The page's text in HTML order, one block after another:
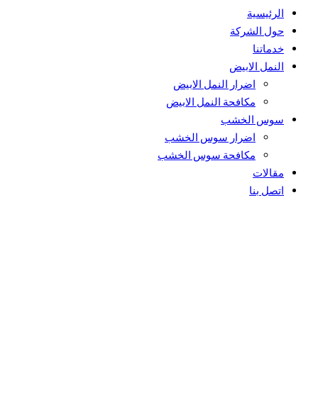
الرئيسية
حول الشركة
خدماتنا
النمل الابيض
اضرار النمل الابيض
مكافحة النمل الابيض
سوس الخشب
اضرار سوس الخشب
مكافحة سوس الخشب
مقالات
اتصل بنا